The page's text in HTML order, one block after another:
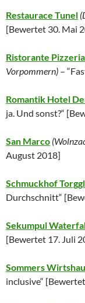
Restaurace Tunel (
[Bewertet 30. Mai
Ristorante Pizzeria
Vorpommern) –
Romantik Hotel
ja. Und sonst?“
San Marco
August 2018]
Schmuckhof
Durchschnitt“ [
Sekumpul
[Bewertet 17. Juli
Sommers
inclusive“ [